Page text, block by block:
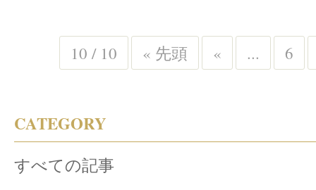
10 / 10 « 先頭 « ... 6
CATEGORY
すべての記事